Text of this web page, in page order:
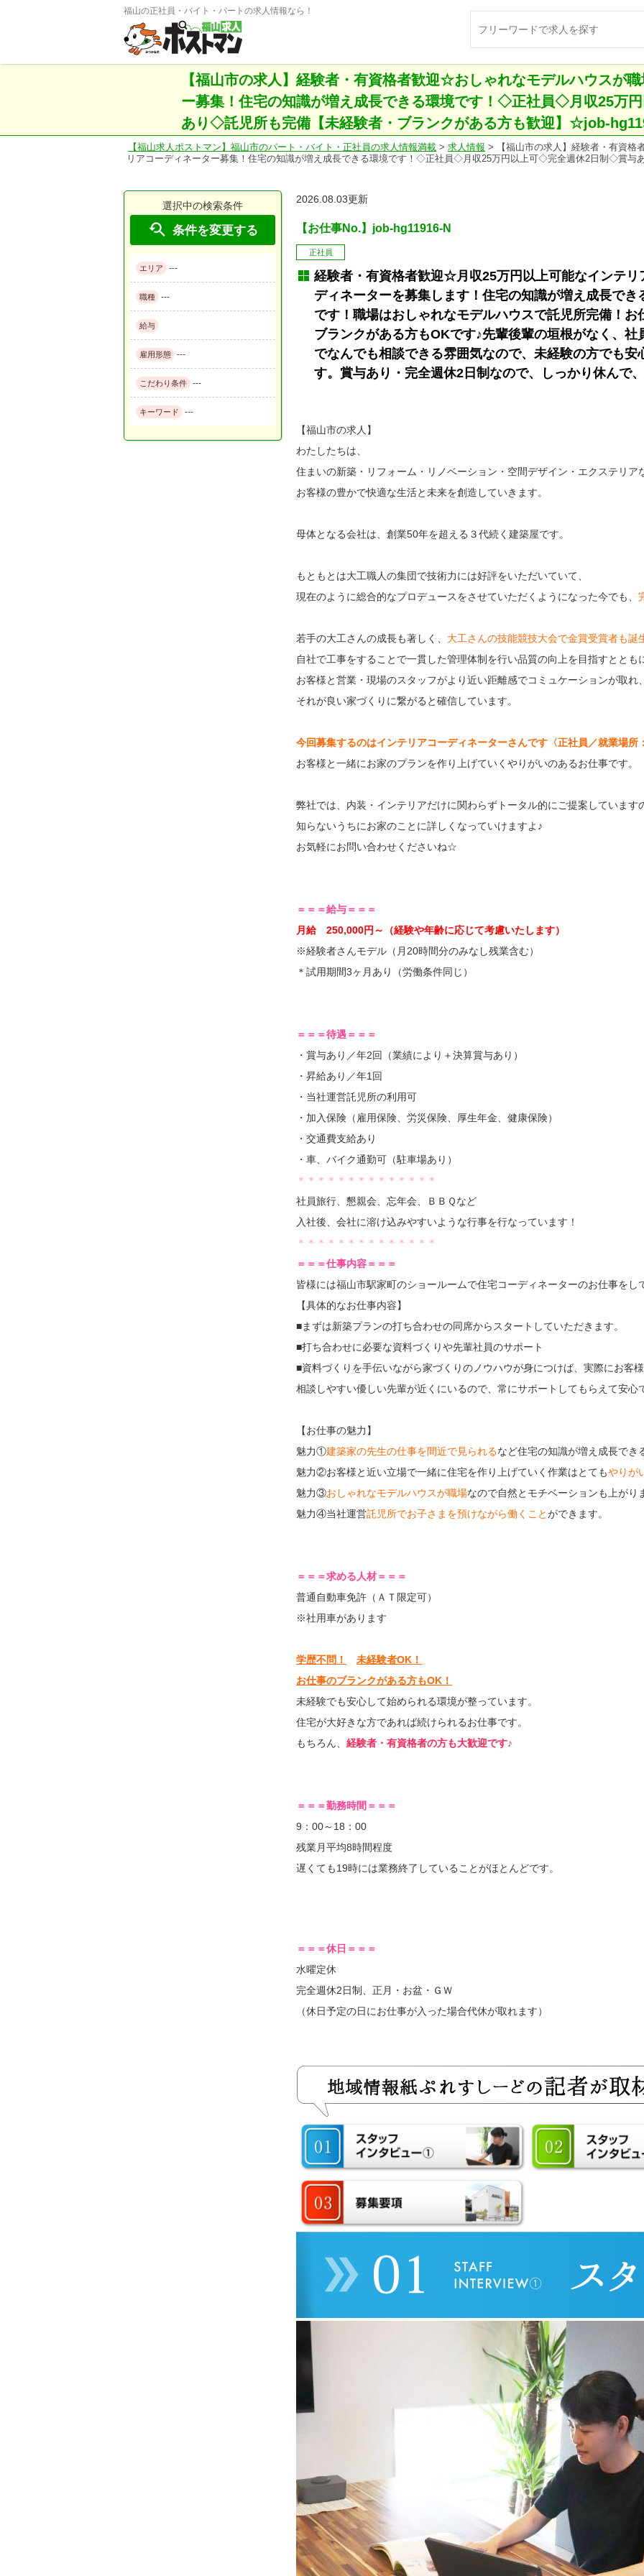
福山の正社員・バイト・パートの求人情報なら！
【福山市の求人】経験者・有資格者歓迎☆おしゃれなモデルハウスが
ー募集！住宅の知識が増え成長できる環境です！◇正社員◇月収25万
あり◇託児所も完備【未経験者・ブランクがある方も歓迎】☆job-
【福山求人ポストマン】福山市のパート・バイト・正社員の求人情報満載 > 求人情報 >
【福山市の求人】経験者・有資
リアコーディネーター募集！住宅の知識が増え成長できる環境です！◇正社員◇月収25万円以上可◇完全週休2日制◇賞与
選択中の検索条件
 条件を変更する
エリア ---
職種 ---
給与
雇用形態 ---
こだわり条件 ---
キーワード ---
2026.08.03更新
【お仕事No.】job-hg11916-N
正社員
経験者・有資格者歓迎☆月収25万円以上可能なインテリ
ディネーターを募集します！住宅の知識が増え成長でき
です！職場はおしゃれなモデルハウスで託児所完備！お
ブランクがある方もOKです♪先輩後輩の垣根がなく、社
でなんでも相談できる雰囲気なので、未経験の方でも安
す。賞与あり・完全週休2日制なので、しっかり休んで
【福山市の求人】
わたしたちは、
住まいの新築・リフォーム・リノベーション・空間デザイン・エクステリア
お客様の豊かで快適な生活と未来を創造していきます。
母体となる会社は、創業50年を超える３代続く建築屋です。
もともとは大工職人の集団で技術力には好評をいただいていて、
現在のように総合的なプロデュースをさせていただくようになった今でも、
若手の大工さんの成長も著しく、 大工さんの技能競技大会で金賞受賞者も誕
自社で工事をすることで一貫した管理体制を行い品質の向上を目指すととも
お客様と営業・現場のスタッフがより近い距離感でコミュケーションが取れ、
それが良い家づくりに繋がると確信しています。
今回募集するのはインテリアコーディネーターさんです〈正社員／就業場所
お客様と一緒にお家のプランを作り上げていくやりがいのあるお仕事です。
弊社では、内装・インテリアだけに関わらずトータル的にご提案しています
知らないうちにお家のことに詳しくなっていけますよ♪
お気軽にお問い合わせくださいね☆
＝＝＝給与＝＝＝
月給 250,000円～（経験や年齢に応じて考慮いたします）
※経験者さんモデル（月20時間分のみなし残業含む）
＊試用期間3ヶ月あり（労働条件同じ）
＝＝＝待遇＝＝＝
・賞与あり／年2回（業績により＋決算賞与あり）
・昇給あり／年1回
・当社運営託児所の利用可
・加入保険（ 雇用保険、労災保険、厚生年金、健康保険）
・交通費支給あり
・車、バイク通勤可（駐車場あり）
＊＊＊＊＊＊＊＊＊＊＊＊＊＊
社員旅行、懇親会、忘年会、ＢＢＱなど
入社後、会社に溶け込みやすいような行事を行なっています！
＊＊＊＊＊＊＊＊＊＊＊＊＊＊
＝＝＝仕事内容＝＝＝
皆様には福山市駅家町のショールームで住宅コーディネーターのお仕事をし
【具体的なお仕事内容】
■まずは新築プランの打ち合わせの同席からスタートしていただきます。
■打ち合わせに必要な資料づくりや先輩社員のサポート
■資料づくりを手伝いながら家づくりのノウハウが身につけば、実際にお客
相談しやすい優しい先輩が近くにいるので、常にサポートしてもらえて安心
【お仕事の魅力】
魅力①建築家の先生の仕事を間近で見られるなど住宅の知識が増え成長でき
魅力②お客様と近い立場で一緒に住宅を作り上げていく作業はとてもやりが
魅力③おしゃれなモデルハウスが職場なので自然とモチベーションも上がり
魅力④当社運営託児所でお子さまを預けながら働くことができます。
＝＝＝求める人材＝＝＝
普通自動車免許（ＡＴ限定可）
※社用車があります
学歴不問！
未経験者OK！
お仕事のブランクがある方もOK！
未経験でも安心して始められる環境が整っています。
住宅が大好きな方であれば続けられるお仕事です。
もちろん、 経験者・有資格者の方も大歓迎です♪
＝＝＝勤務時間＝＝＝
9：00～18：00
残業月平均8時間程度
遅くても19時には業務終了していることがほとんどです。
＝＝＝休日＝＝＝
水曜定休
完全週休2日制、正月・お盆・ＧＷ
（休日予定の日にお仕事が入った場合代休が取れます）